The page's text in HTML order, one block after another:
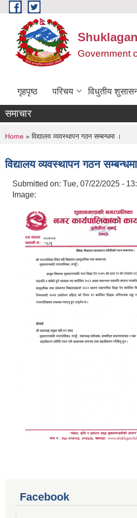
Skip to main content
Government
गृहपृष्ठ परिचय विधुतीय
समाचार
You are here
Home » विद्यालय व्यवस्थापन गठन सम्बन्धमा ।
विद्यालय व्यवस्थापन गठन
Submitted on: Tue, 07/22/2025 -
Image:
Facebook